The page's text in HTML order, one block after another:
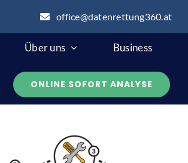
office@datenrettung360.at
Über uns Business
ONLINE SOFORT ANALYSE